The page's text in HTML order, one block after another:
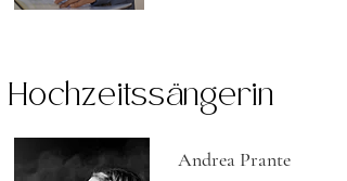
Hochzeitssängerin
Andrea Prante